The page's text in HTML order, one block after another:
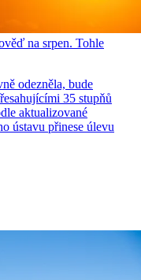
na srpen. Tohle
odezněla, bude
35 stupňů
aktualizované
ústavu přinese úlevu